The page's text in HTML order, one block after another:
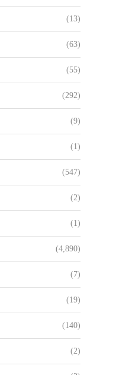
(13)
(63)
(55)
(292)
(9)
(1)
(547)
(2)
(1)
(4,890)
(7)
(19)
(140)
(2)